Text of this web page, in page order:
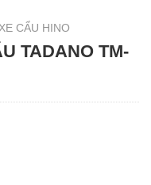
XE CẨU HINO
TADANO TM-